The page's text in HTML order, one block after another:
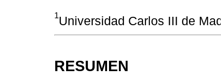
1Universidad Carlos III de
RESUMEN